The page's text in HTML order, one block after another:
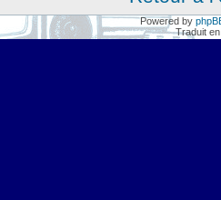
Powered by
Traduit